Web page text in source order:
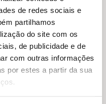
de redes sociais e
partilhamos
do site com os
de publicidade e de
com outras informações
por estes a partir da sua
13,99€O
preço
original
era:
12,59€O
preço
atual
é:
À Descoberta dos Sons:
Atividades Divertidas para
Terapia da Fala